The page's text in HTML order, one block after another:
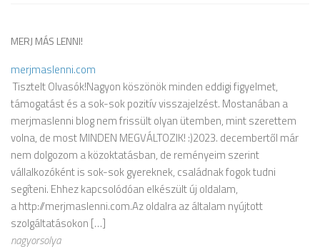
MERJ MÁS LENNI!
merjmaslenni.com
Tisztelt Olvasók!Nagyon köszönök minden eddigi figyelmet,
támogatást és a sok-sok pozitív visszajelzést. Mostanában a
merjmaslenni blog nem frissült olyan ütemben, mint szerettem
volna, de most MINDEN MEGVÁLTOZIK! :)2023. decembertől már
nem dolgozom a közoktatásban, de reményeim szerint
vállalkozóként is sok-sok gyereknek, családnak fogok tudni
segíteni. Ehhez kapcsolódóan elkészült új oldalam,
a http://merjmaslenni.com.Az oldalra az általam nyújtott
szolgáltatásokon […]
nagyorsolya